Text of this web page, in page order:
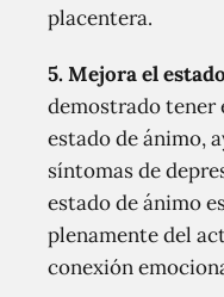
placentera.
5. Mejora el
demostrado tener
estado de ánimo,
síntomas de
estado de ánimo
plenamente del
conexión